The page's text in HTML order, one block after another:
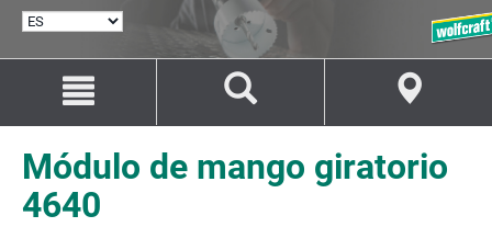
SELECCIONAR
contenido
la
navegación
Módulo de mango giratorio
4640